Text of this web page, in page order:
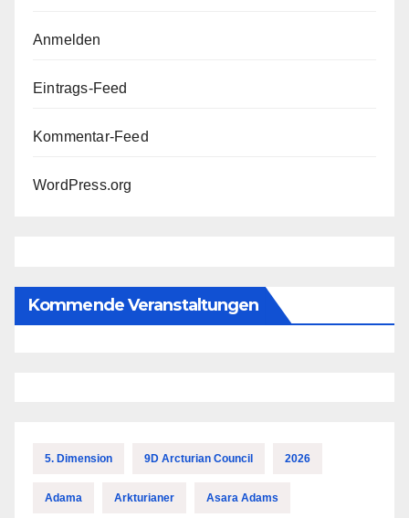
Anmelden
Eintrags-Feed
Kommentar-Feed
WordPress.org
Kommende Veranstaltungen
5. Dimension 9D Arcturian Council 2026
Adama Arkturianer Asara Adams